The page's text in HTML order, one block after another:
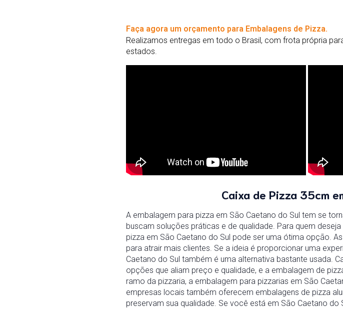
Faça agora um orçamento para Embalagens de Pizza.
Realizamos entregas em todo o Brasil, com frota própria
estados.
Caixa de Pizza 35cm
A embalagem para pizza em São Caetano do Sul tem se
buscam soluções práticas e de qualidade. Para quem
pizza em São Caetano do Sul pode ser uma ótima opção.
para atrair mais clientes. Se a ideia é proporcionar uma
Caetano do Sul também é uma alternativa bastante usada.
opções que aliam preço e qualidade, e a embalagem de
ramo da pizzaria, a embalagem para pizzarias em São
empresas locais também oferecem embalagens de pizza
preservam sua qualidade. Se você está em São Caetano